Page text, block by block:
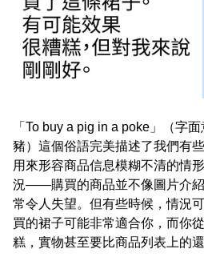
「To buy a pig in a poke」（字
豬）這個俗語完美描述了我們有
用來形容商品信息模糊不清的情
況——購買的商品並不像圖片介
常令人失望。但有些時候，情況
買的裙子可能非常適合你，而你
糕，實物甚至要比商品列表上的還